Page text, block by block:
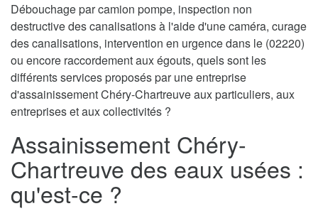
Débouchage par camion pompe, inspection non
destructive des canalisations à l'aide d'une caméra, curage
des canalisations, intervention en urgence dans le (02220)
ou encore raccordement aux égouts, quels sont les
différents services proposés par une entreprise
d'assainissement Chéry-Chartreuve aux particuliers, aux
entreprises et aux collectivités ?
Assainissement Chéry-
Chartreuve des eaux usées :
qu'est-ce ?